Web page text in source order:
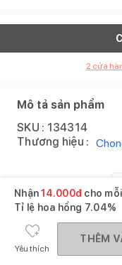
2 cửa
Mô tả sản phẩm
SKU : 134314
Thương hiệu :
Sản phẩm tương
Nhận14.000đ cho
Tỉ lệ hoa hồng 7.04%
Yêu thích
THÊM